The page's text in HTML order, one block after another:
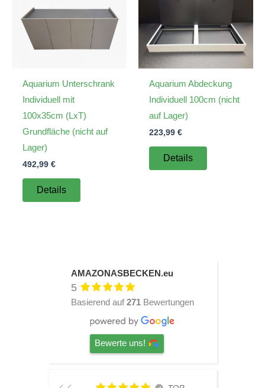
Aquarium Unterschrank
Individuell mit
100x35cm (LxT)
Grundfläche (nicht auf
Lager)
492,99 €
Details
Aquarium Abdeckung
Individuell 100cm (nicht
auf Lager)
223,99 €
Details
AMAZONASBECKEN.eu
5
Basierend auf 271 Bewertungen
Bewerte uns!